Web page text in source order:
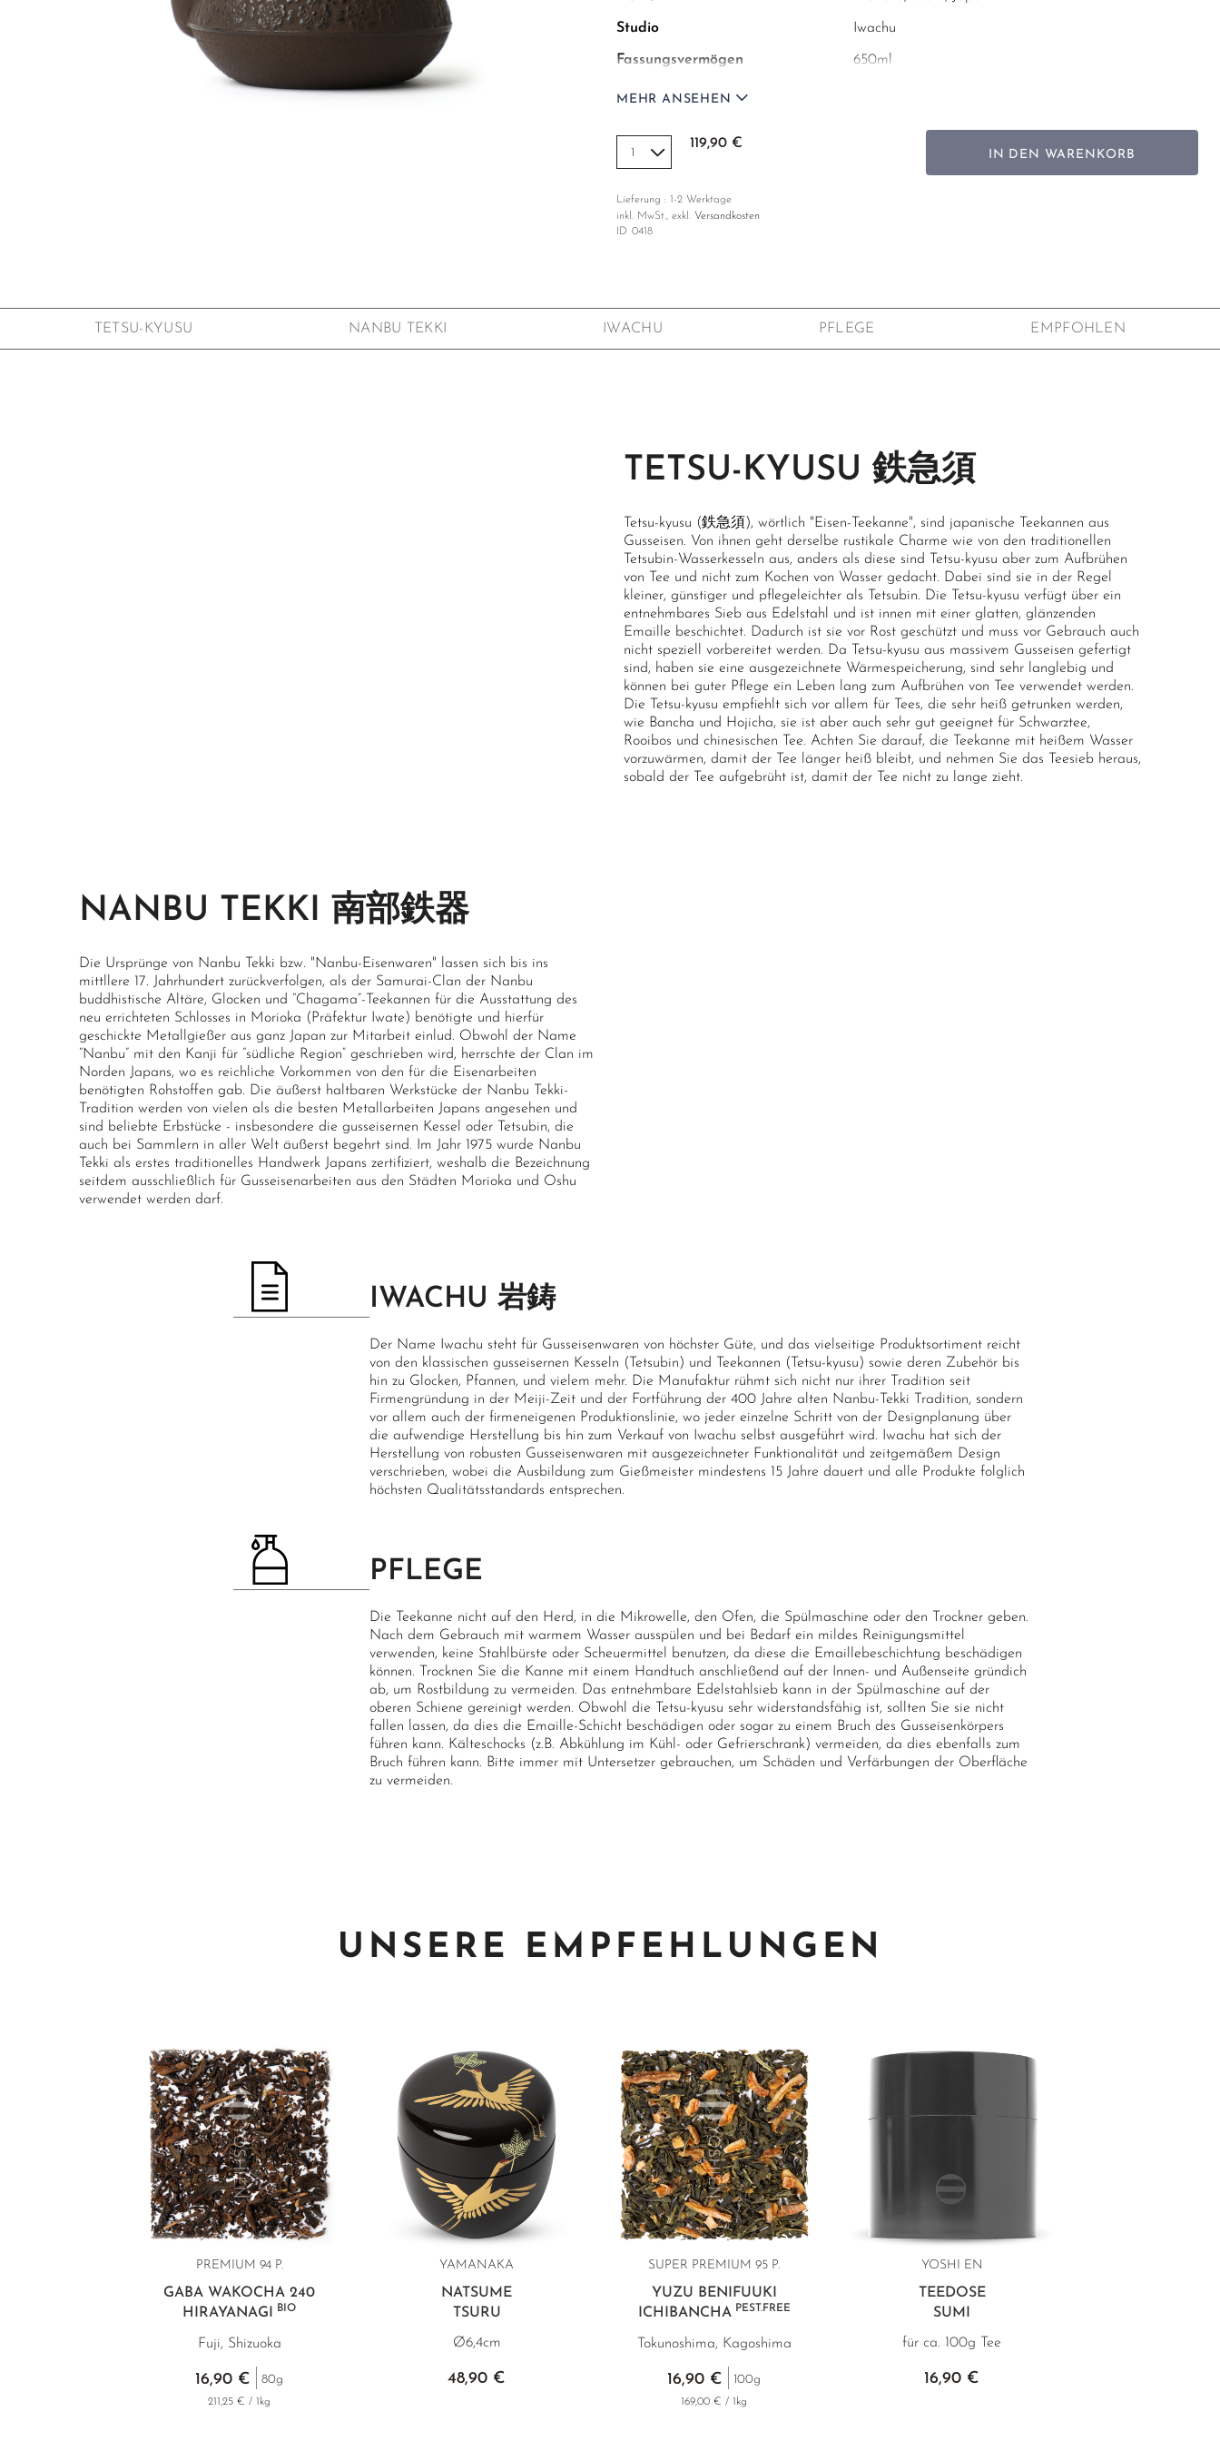
Studio Iwachu
Fassungsvermögen 650ml
Maße
Muster
Herd-Kompabilität
MEHR ANSEHEN
119,90 €
IN DEN WARENKORB
Lieferung : 1-2 Werktage
inkl. MwSt., exkl. Versandkosten
ID 0418
TETSU-KYUSU NANBU TEKKI IWACHU PFLEGE EMPFOHLEN
TETSU-KYUSU 鉄急須
Tetsu-kyusu (鉄急須), wörtlich "Eisen-Teekanne", sind japanische Teekannen aus
Gusseisen. Von ihnen geht derselbe rustikale Charme wie von den traditionellen
Tetsubin-Wasserkesseln aus, anders als diese sind Tetsu-kyusu aber zum Aufbrühen
von Tee und nicht zum Kochen von Wasser gedacht. Dabei sind sie in der Regel
kleiner, günstiger und pflegeleichter als Tetsubin. Die Tetsu-kyusu verfügt über ein
entnehmbares Sieb aus Edelstahl und ist innen mit einer glatten, glänzenden
Emaille beschichtet. Dadurch ist sie vor Rost geschützt und muss vor Gebrauch auch
nicht speziell vorbereitet werden. Da Tetsu-kyusu aus massivem Gusseisen gefertigt
sind, haben sie eine ausgezeichnete Wärmespeicherung, sind sehr langlebig und
können bei guter Pflege ein Leben lang zum Aufbrühen von Tee verwendet werden.
Die Tetsu-kyusu empfiehlt sich vor allem für Tees, die sehr heiß getrunken werden,
wie Bancha und Hojicha, sie ist aber auch sehr gut geeignet für Schwarztee,
Rooibos und chinesischen Tee. Achten Sie darauf, die Teekanne mit heißem Wasser
vorzuwärmen, damit der Tee länger heiß bleibt, und nehmen Sie das Teesieb heraus,
sobald der Tee aufgebrüht ist, damit der Tee nicht zu lange zieht.
NANBU TEKKI 南部鉄器
Die Ursprünge von Nanbu Tekki bzw. "Nanbu-Eisenwaren" lassen sich bis ins
mittllere 17. Jahrhundert zurückverfolgen, als der Samurai-Clan der Nanbu
buddhistische Altäre, Glocken und “Chagama”-Teekannen für die Ausstattung des
neu errichteten Schlosses in Morioka (Präfektur Iwate) benötigte und hierfür
geschickte Metallgießer aus ganz Japan zur Mitarbeit einlud. Obwohl der Name
“Nanbu” mit den Kanji für “südliche Region” geschrieben wird, herrschte der Clan im
Norden Japans, wo es reichliche Vorkommen von den für die Eisenarbeiten
benötigten Rohstoffen gab. Die äußerst haltbaren Werkstücke der Nanbu Tekki-
Tradition werden von vielen als die besten Metallarbeiten Japans angesehen und
sind beliebte Erbstücke - insbesondere die gusseisernen Kessel oder Tetsubin, die
auch bei Sammlern in aller Welt äußerst begehrt sind. Im Jahr 1975 wurde Nanbu
Tekki als erstes traditionelles Handwerk Japans zertifiziert, weshalb die Bezeichnung
seitdem ausschließlich für Gusseisenarbeiten aus den Städten Morioka und Oshu
verwendet werden darf.
IWACHU 岩鋳
Der Name Iwachu steht für Gusseisenwaren von höchster Güte, und das vielseitige Produktsortiment reicht
von den klassischen gusseisernen Kesseln (Tetsubin) und Teekannen (Tetsu-kyusu) sowie deren Zubehör bis
hin zu Glocken, Pfannen, und vielem mehr. Die Manufaktur rühmt sich nicht nur ihrer Tradition seit
Firmengründung in der Meiji-Zeit und der Fortführung der 400 Jahre alten Nanbu-Tekki Tradition, sondern
vor allem auch der firmeneigenen Produktionslinie, wo jeder einzelne Schritt von der Designplanung über
die aufwendige Herstellung bis hin zum Verkauf von Iwachu selbst ausgeführt wird. Iwachu hat sich der
Herstellung von robusten Gusseisenwaren mit ausgezeichneter Funktionalität und zeitgemäßem Design
verschrieben, wobei die Ausbildung zum Gießmeister mindestens 15 Jahre dauert und alle Produkte folglich
höchsten Qualitätsstandards entsprechen.
PFLEGE
Die Teekanne nicht auf den Herd, in die Mikrowelle, den Ofen, die Spülmaschine oder den Trockner geben.
Nach dem Gebrauch mit warmem Wasser ausspülen und bei Bedarf ein mildes Reinigungsmittel
verwenden, keine Stahlbürste oder Scheuermittel benutzen, da diese die Emaillebeschichtung beschädigen
können. Trocknen Sie die Kanne mit einem Handtuch anschließend auf der Innen- und Außenseite gründich
ab, um Rostbildung zu vermeiden. Das entnehmbare Edelstahlsieb kann in der Spülmaschine auf der
oberen Schiene gereinigt werden. Obwohl die Tetsu-kyusu sehr widerstandsfähig ist, sollten Sie sie nicht
fallen lassen, da dies die Emaille-Schicht beschädigen oder sogar zu einem Bruch des Gusseisenkörpers
führen kann. Kälteschocks (z.B. Abkühlung im Kühl- oder Gefrierschrank) vermeiden, da dies ebenfalls zum
Bruch führen kann. Bitte immer mit Untersetzer gebrauchen, um Schäden und Verfärbungen der Oberfläche
zu vermeiden.
UNSERE EMPFEHLUNGEN
PREMIUM 94 P.
GABA WAKOCHA 240
HIRAYANAGI
BIO
Fuji, Shizuoka
16,90 € 80g
211,25 € / 1kg
YAMANAKA
NATSUME
TSURU
Ø6,4cm
48,90 €
SUPER PREMIUM95 P.
YUZU BENIFUUKI
ICHIBANCHA PEST.FREE
Tokunoshima, Kagoshima
16,90 € 100g
169,00 € / 1kg
YOSHI EN
TEEDOSE
SUMI
für ca. 100g Tee
16,90 €